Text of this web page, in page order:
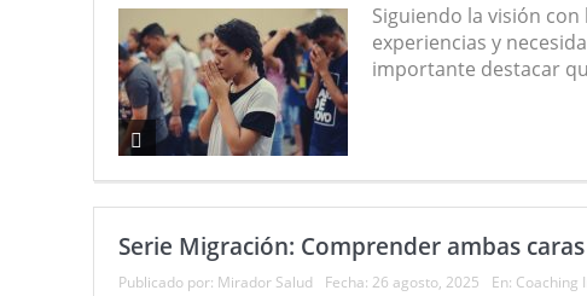
Siguiendo la visión
experiencias y
importante destacar
Serie Migración: Comprender ambas
Publicado por: Mirador Salud Fecha: 26 agosto, 2025 En: Coaching